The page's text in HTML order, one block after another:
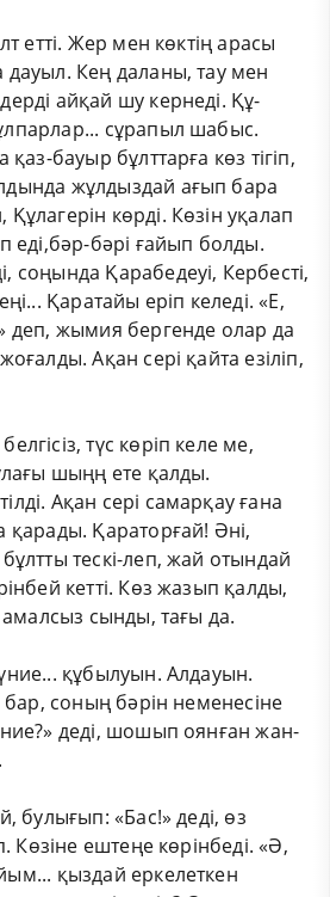
етті. Жер мен көктің арасы
Кең даланы, тау мен
айқай шу кернеді. Құ-
сұрапыл шабыс.
бауыр бұлттарға көз тігіп,
жұлдыздай ағып бара
көрді. Көзін уқалап
еді,бәр-бәрі ғайып болды.
соңында Қарабедеуі, Кербесті,
Қаратайы еріп келеді. «Е,
деп, жымия бергенде олар да
Ақан сері қайта езіліп,
түс көріп келе ме,
шыңң ете қалды.
Ақан сері самарқау ғана
қарады. Қараторғай! Әні,
тескі-леп, жай отындай
кетті. Көз жазып қалды,
амалсыз сынды, тағы да.
құбылуын. Алдауын.
бар, соның бәрін неменесіне
деді, шошып оянған жан-
булығып: «Бас!» деді, өз
Көзіне ештеңе көрінбеді. «Ә,
қыздай еркелеткен